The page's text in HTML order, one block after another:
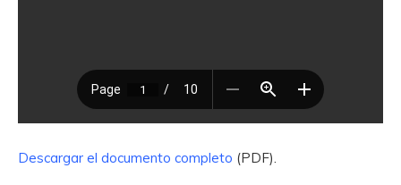
Descargar el documento completo (PDF).